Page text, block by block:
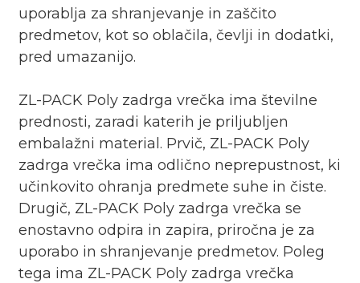
uporablja za shranjevanje in zaščito
predmetov, kot so oblačila, čevlji in dodatki,
pred umazanijo.
ZL-PACK Poly zadrga vrečka ima številne
prednosti, zaradi katerih je priljubljen
embalažni material. Prvič, ZL-PACK Poly
zadrga vrečka ima odlično neprepustnost, ki
učinkovito ohranja predmete suhe in čiste.
Drugič, ZL-PACK Poly zadrga vrečka se
enostavno odpira in zapira, priročna je za
uporabo in shranjevanje predmetov. Poleg
tega ima ZL-PACK Poly zadrga vrečka